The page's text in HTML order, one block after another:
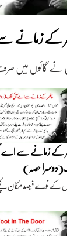
کے
نے گائوں میں
کے زمانے سے اے
حصہ)
کے نوے فیصد مکان